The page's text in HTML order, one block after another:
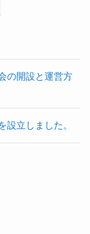
の開設と運営方
設立しました。